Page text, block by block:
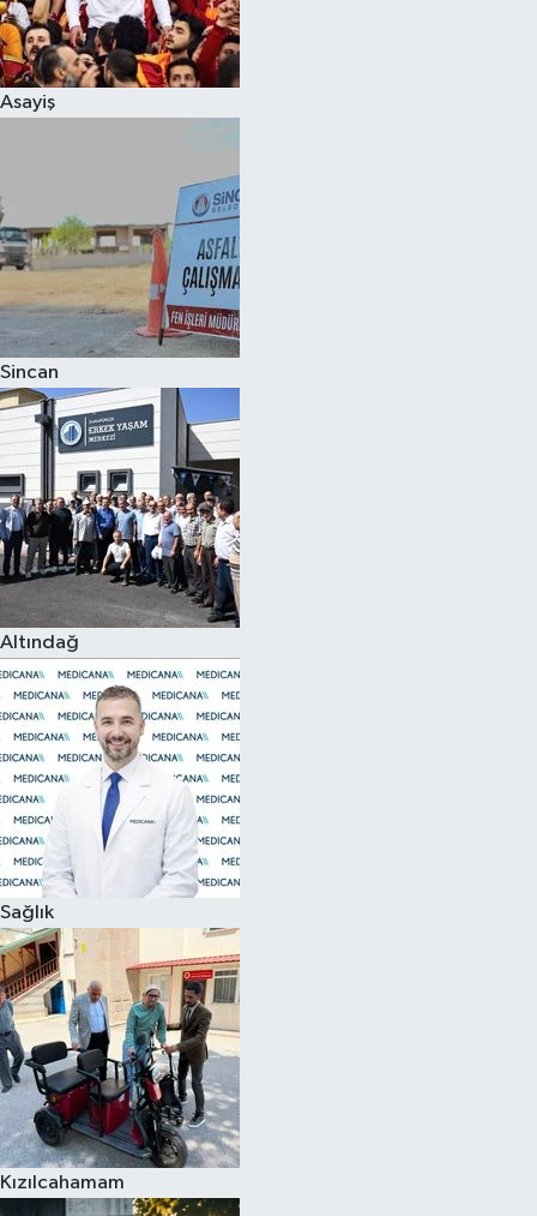
Asayiş
Sincan
Altındağ
Sağlık
Kızılcahamam
Spor
Eğitim
Hava Durumu
Kadın
Kim kimdir?
Kültür Sanat
Sağlık
Siyaset
Teknoloji
Televizyon
Yaşam-Çevre